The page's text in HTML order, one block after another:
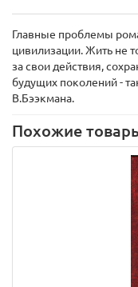
Главные проблемы
цивилизации. Жить не
за свои действия,
будущих поколений -
В.Бээкмана.
Похожие